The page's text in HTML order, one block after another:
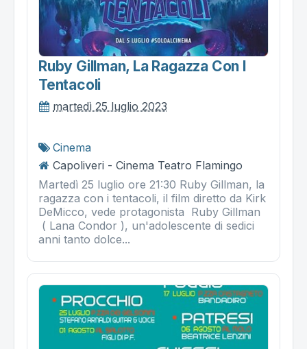
Ruby Gillman, La Ragazza Con I
Tentacoli
martedì 25 luglio 2023
Cinema
Capoliveri - Cinema Teatro Flamingo
Martedì 25 luglio ore 21:30 Ruby Gillman, la
ragazza con i tentacoli, il film diretto da Kirk
DeMicco, vede protagonista Ruby Gillman
( Lana Condor ), un'adolescente di sedici
anni tanto dolce...